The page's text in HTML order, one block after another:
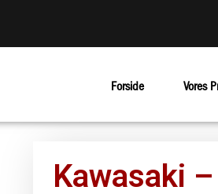
Forside Vores
Kawasaki